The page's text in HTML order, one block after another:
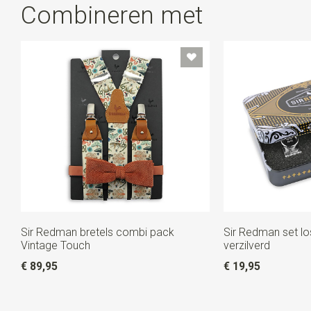
Combineren met
Sir Redman bretels combi pack
Vintage Touch
€ 89,95
Sir Redman set
verzilverd
€ 19,95